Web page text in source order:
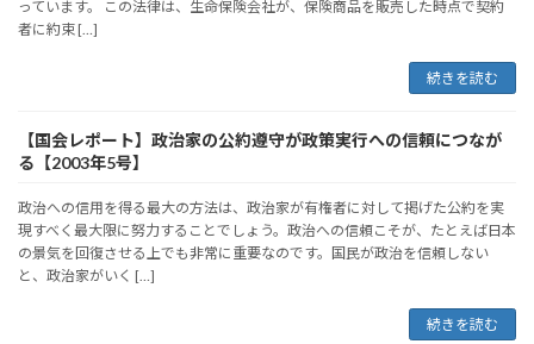
っています。 この法律は、生命保険会社が、保険商品を販売した時点で契約
者に約束 […]
続きを読む
【国会レポート】政治家の公約遵守が政策実行への信頼につなが
る【2003年5号】
政治への信用を得る最大の方法は、政治家が有権者に対して掲げた公約を実
現すべく最大限に努力することでしょう。政治への信頼こそが、たとえば日本
の景気を回復させる上でも非常に重要なのです。国民が政治を信頼しない
と、政治家がいく […]
続きを読む